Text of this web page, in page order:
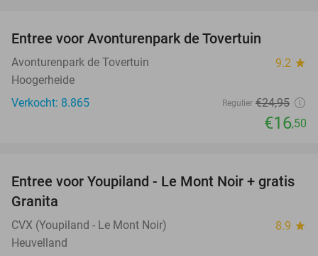
Entree voor Avonturenpark de Tovertuin
Avonturenpark de Tovertuin 9.2 star
Hoogerheide
Verkocht: 8.865
Regulier €24,95
€16,50
47%
Entree voor Youpiland - Le Mont Noir + gratis
Granita
CVX (Youpiland - Le Mont Noir) 8.9 star
Heuvelland